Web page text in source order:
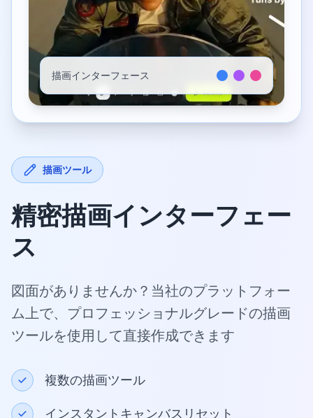
描画インターフェース
描画ツール
精密描画インターフェー
ス
図面がありませんか？当社のプラットフォー
ム上で、プロフェッショナルグレードの描画
ツールを使用して直接作成できます
複数の描画ツール
インスタントキャンバスリセット